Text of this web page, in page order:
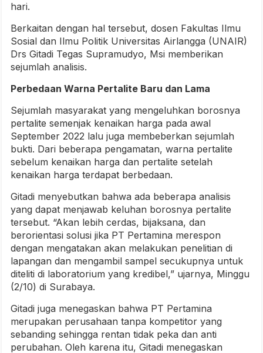
hari.
Berkaitan dengan hal tersebut, dosen Fakultas Ilmu
Sosial dan Ilmu Politik Universitas Airlangga (UNAIR)
Drs Gitadi Tegas Supramudyo, Msi memberikan
sejumlah analisis.
Perbedaan Warna Pertalite Baru dan Lama
Sejumlah masyarakat yang mengeluhkan borosnya
pertalite semenjak kenaikan harga pada awal
September 2022 lalu juga membeberkan sejumlah
bukti. Dari beberapa pengamatan, warna pertalite
sebelum kenaikan harga dan pertalite setelah
kenaikan harga terdapat berbedaan.
Gitadi menyebutkan bahwa ada beberapa analisis
yang dapat menjawab keluhan borosnya pertalite
tersebut. “Akan lebih cerdas, bijaksana, dan
berorientasi solusi jika PT Pertamina merespon
dengan mengatakan akan melakukan penelitian di
lapangan dan mengambil sampel secukupnya untuk
diteliti di laboratorium yang kredibel,” ujarnya, Minggu
(2/10) di Surabaya.
Gitadi juga menegaskan bahwa PT Pertamina
merupakan perusahaan tanpa kompetitor yang
sebanding sehingga rentan tidak peka dan anti
perubahan. Oleh karena itu, Gitadi menegaskan